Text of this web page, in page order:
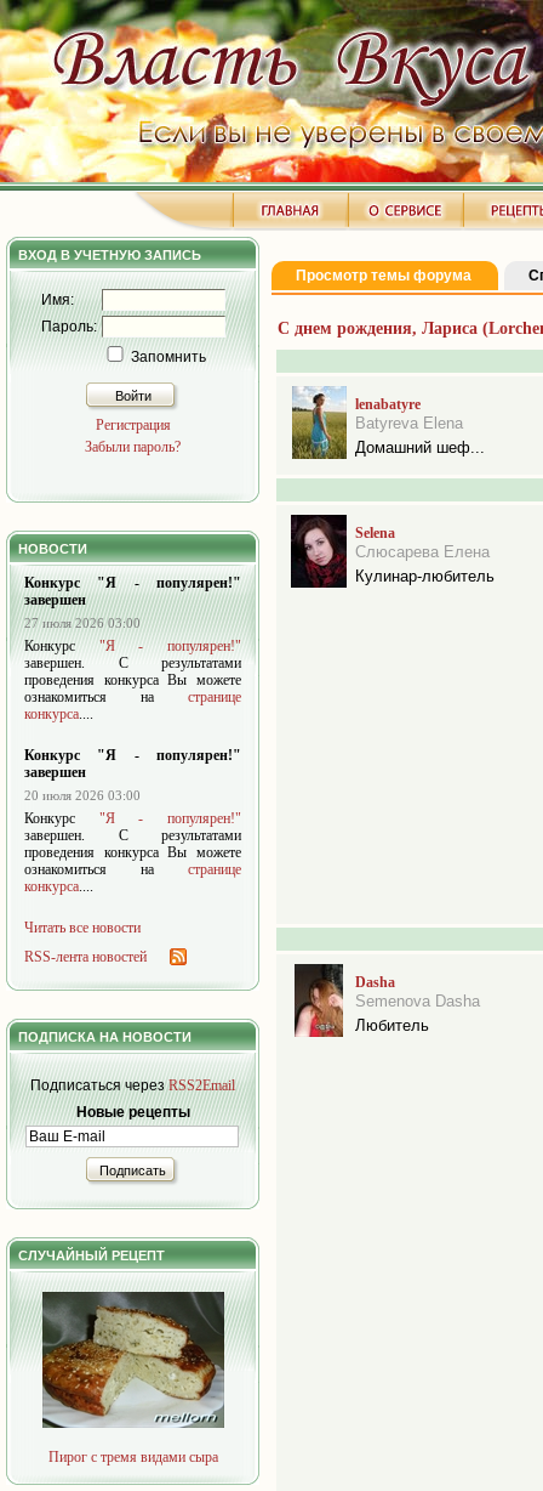
ВХОД В УЧЕТНУЮ ЗАПИСЬ
Имя:
Пароль:
Запомнить
Войти
Регистрация
Забыли пароль?
НОВОСТИ
Конкурс "Я - популярен!"
завершен
27 июля 2026 03:00
Конкурс"Я - популярен!"
завершен. С результатами
проведения конкурса Вы можете
ознакомиться на странице
конкурса....
Конкурс "Я - популярен!"
завершен
20 июля 2026 03:00
Конкурс "Я - популярен!"
завершен. С результатами
проведения конкурса Вы можете
ознакомиться на странице
конкурса....
Читать все новости
RSS-лента новостей
ПОДПИСКА НА НОВОСТИ
Подписаться черезRSS2Email
Новые рецепты
Подписать
СЛУЧАЙНЫЙ РЕЦЕПТ
Пирог с тремя видами сыра
Просмотр темы форума
С днем рождения, Лариса
lenabatyre
Batyreva Elena
Домашний шеф...
Selena
Слюсарева Елена
Кулинар-любитель
Dasha
Semenova Dasha
Любитель